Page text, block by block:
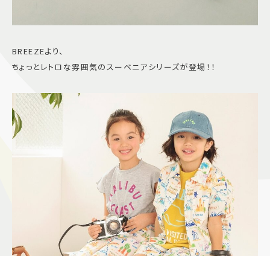
BREEZEより、
ちょっとレトロな雰囲気のスーベニアシリーズが登場！！